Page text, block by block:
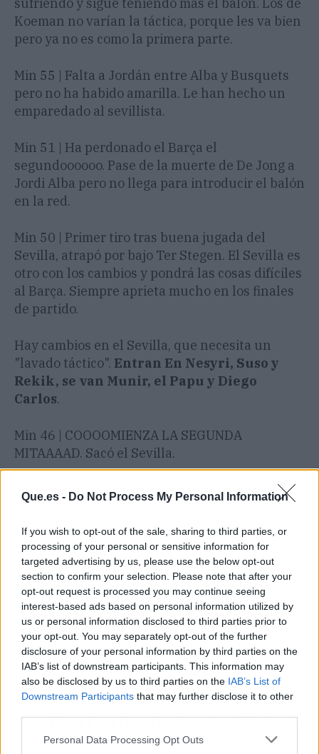
Que.es - Do Not Process My Personal Information
If you wish to opt-out of the sale, sharing to third parties, or
processing of your personal or sensitive information for
targeted advertising by us, please use the below opt-out
section to confirm your selection. Please note that after your
opt-out request is processed you may continue seeing
interest-based ads based on personal information utilized by
us or personal information disclosed to third parties prior to
your opt-out. You may separately opt-out of the further
disclosure of your personal information by third parties on the
IAB’s list of downstream participants. This information may
also be disclosed by us to third parties on the IAB’s List of
Downstream Participants that may further disclose it to other
Personal Data Processing Opt Outs
sufriendo y sigue teniendo más el balón. Los de
Koeman no varían la táctica, porque les va bien
pero ya no es como la primera parte.
Min 55 | Falta a Jordán entre Alba y Busquets
pero no ha habido amarilla. Le han hecho un
emparedado al sevillista.
Min 51 | Ha perdonado el Barça el
segundoooooo. Pase de la muerte de De Jong a
Jordi Alba pero no llega para introducir el balón
en la red.
Min 50 | Primer tiro tras buena jugada del
Sevilla, atrapó por bajo Ter Stegen. El Sevilla es
otro con los cambios y pondrá las cosas difíciles
al Barça. Siempre aprieta mucho en los finales
de partido.
Hay cambios en el Sevilla, que necesita un
"lavado táctico". Entran En Nesyri, Suso y
Rekik, se van Munir, el Papu y Diego
Carlos.
Min 46 | COOOOMIENZA LA SEGUNDA
MITAAAAD. Sacó el Sevilla.
Mucho mejor el Barça, que ha hecho casi todo,
con un Sevilla que apenas ha atacado siquiera,
con un solo tiro y sin corners. Un Barcelona casi
perfecto en defensa y ataque pero que no ha
rematado al Sevilla, que peor que en la primera
parte, no lo va a hacer.
Min 45+2 | FINAAAAAL DE LA PRIMERA PARTE.
Los sevillistas estaban ya alterados por una
posible segunda tarjeta amarilla por falta a
Koundé, aunque la primera ni era.
Min 45 |Amarilla a Escudero, por protestar, y
amarilla a Lopeteguipor lo mismo. El árbitro
complicando absurdamente una partido fácil,